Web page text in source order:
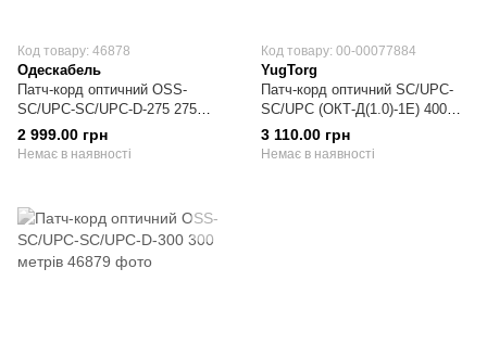
Код товару: 46878
Одескабель
Патч-корд оптичний OSS-
SC/UPC-SC/UPC-D-275 275
метрів
2 999.00 грн
Немає в наявності
Код товару: 00-00077884
YugTorg
Патч-корд оптичний SC/UPC-
SC/UPC (ОКТ-Д(1.0)-1Е) 400
метрів
3 110.00 грн
Немає в наявності